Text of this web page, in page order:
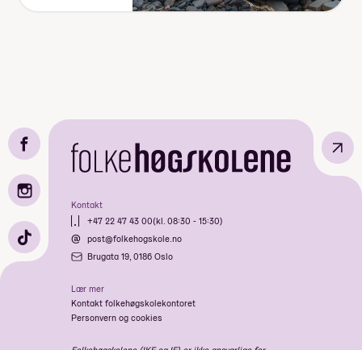
Kontakt
+47 22 47 43 00(kl. 08:30 - 15:30)
post@folkehogskole.no
Brugata 19, 0186 Oslo
Lær mer
Kontakt folkehøgskolekontoret
Personvern og cookies
↗